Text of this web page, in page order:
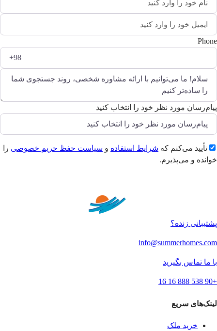
Phone
پیام‌رسان مورد نظر خود را انتخاب کنید
تأیید می‌کنم که شرایط استفاده و سیاست حفظ حریم خصوصی را
خوانده و می‌پذیرم.
پشتیبانی زنده؟
info@summerhomes.com
با ما تماس بگیرید
+90 538 888 16 16
لینک‌های سریع
خرید ملک